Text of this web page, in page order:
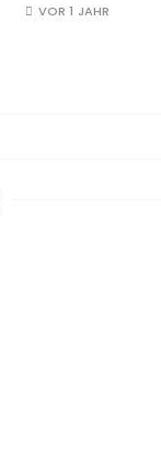
VOR 1 JAHR